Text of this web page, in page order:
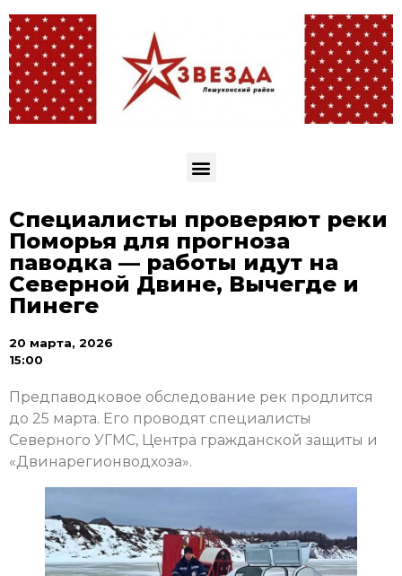
Специалисты проверяют реки
Поморья для прогноза
паводка — работы идут на
Северной Двине, Вычегде и
Пинеге
20 марта, 2026
15:00
Предпаводковое обследование рек продлится
до 25 марта. Его проводят специалисты
Северного УГМС, Центра гражданской защиты и
«Двинарегионводхоза».